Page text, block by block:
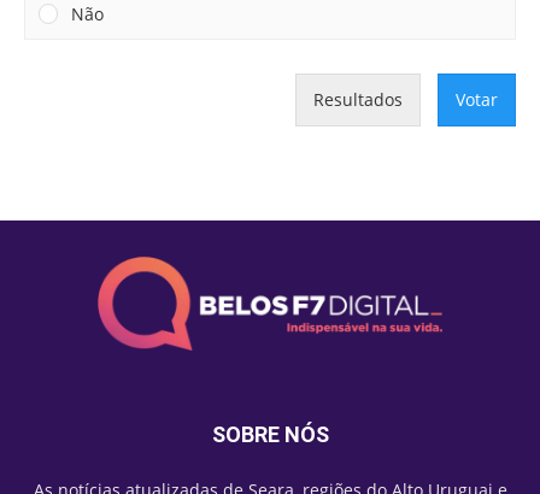
Não
Resultados Votar
SOBRE NÓS